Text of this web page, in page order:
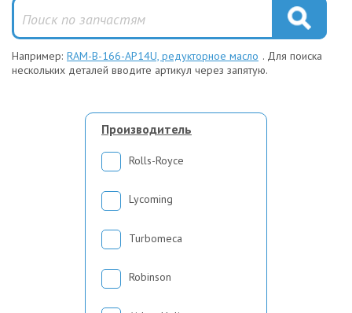
Например: RAM-B-166-AP14U, редукторное масло . Для поиска
нескольких деталей вводите артикул через запятую.
Производитель
Rolls-Royce
Lycoming
Turbomeca
Robinson